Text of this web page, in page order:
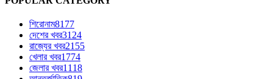
শিরোনাম8177
দেশের খবর3124
রাজ্যের খবর2155
খেলার খবর1774
জেলার খবর1118